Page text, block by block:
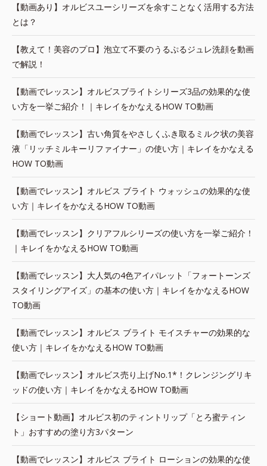
【動画あり】オルビスユーシリーズを余すことなく活用する方法
とは？
【教えて！美容のプロ】泡立て不要のうるぷるジュレ洗顔を動画
で解説！
【動画でレッスン】オルビスブライトシリーズ3品の効果的な使
い方を一挙ご紹介！｜キレイをかなえるHOW TO動画
【動画でレッスン】古い角質をやさしくふき取るミルク状の美容
液「リッチミルキーリファイナー」の使い方｜キレイをかなえる
HOW TO動画
【動画でレッスン】オルビス ブライト ウォッシュの効果的な使
い方｜キレイをかなえるHOW TO動画
【動画でレッスン】クリアフルシリーズの使い方を一挙ご紹介！
｜キレイをかなえるHOW TO動画
【動画でレッスン】大人気の4色アイパレット「フォートーンズ
スタイリングアイズ」の基本の使い方｜キレイをかなえるHOW
TO動画
【動画でレッスン】オルビス ブライト モイスチャーの効果的な
使い方｜キレイをかなえるHOW TO動画
【動画でレッスン】オルビス売り上げNo.1*！クレンジングリキ
ッドの使い方｜キレイをかなえるHOW TO動画
【ショート動画】オルビス初のティントリップ「とろ蜜ティン
ト」おすすめの塗り方3パターン
【動画でレッスン】オルビス ブライト ローションの効果的な使